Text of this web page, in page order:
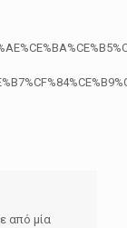
από μία